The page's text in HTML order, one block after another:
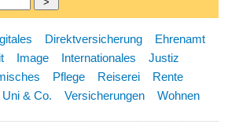
Direktversicherung
Ehrenamt
Image Internationales
Justiz
Pflege Reiserei
Rente
Uni & Co. Versicherungen Wohnen